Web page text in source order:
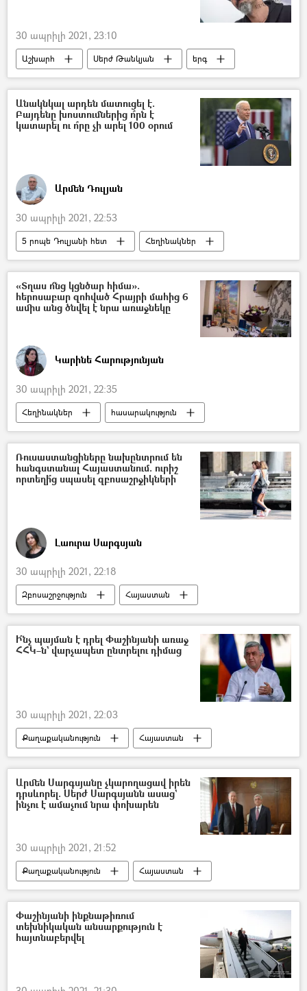
30 ապրիլի 2021, 23:10
Աշխարհ Սերժ Թանկյան
երգ
տեսահոլովակ
որդի
Անակնկալ արդեն մատուցել է.
Բայդենը խոստումներից ո՞րն է
կատարել ու ո՞րը չի արել 100 օրում
Արմեն Դուլյան
30 ապրիլի 2021, 22:53
5 րոպե Դուլյանի հետ
Հեղինակներ
ԱՄՆ
Ջո Բայդեն
«Տղաս ո՜նց կցնծար հիմա».
հերոսաբար զոհված Հրայրի մահից 6
ամիս անց ծնվել է նրա առաջնեկը
Կարինե Հարությունյան
30 ապրիլի 2021, 22:35
Հեղինակներ
հասարակություն
Հայաստան
Արցախյան պատերազմ
զինծառայող
Զոհ
Կին
որդի
նորածին
Ռուսաստանցիները նախընտրում են
հանգստանալ Հայաստանում. ուրիշ
որտեղի՞ց սպասել զբոսաշրջիկների
Լաուրա Սարգսյան
30 ապրիլի 2021, 22:18
Զբոսաշրջություն
Հայաստան
Զբոսաշրջիկ
Ի՞նչ պայման է դրել Փաշինյանի առաջ
ՀՀԿ–ն` վարչապետ ընտրելու դիմաց
30 ապրիլի 2021, 22:03
Քաղաքականություն
Հայաստան
Սերժ Սարգսյան
Հայաստանի Հանրապետական կուսակցություն (ՀՀԿ)
Նիկոլ Փաշինյան
Վարչապետ
Արմեն Սարգսյանը չկարողացավ իրեն
դրսևորել. Սերժ Սարգսյանն ասաց`
ինչու է ամաչում նրա փոխարեն
30 ապրիլի 2021, 21:52
Քաղաքականություն
Հայաստան
Սերժ Սարգսյան
Արմեն Սարգսյան
Ընտրություններ
Փաշինյանի ինքնաթիռում
տեխնիկական անսարքություն է
հայտնաբերվել